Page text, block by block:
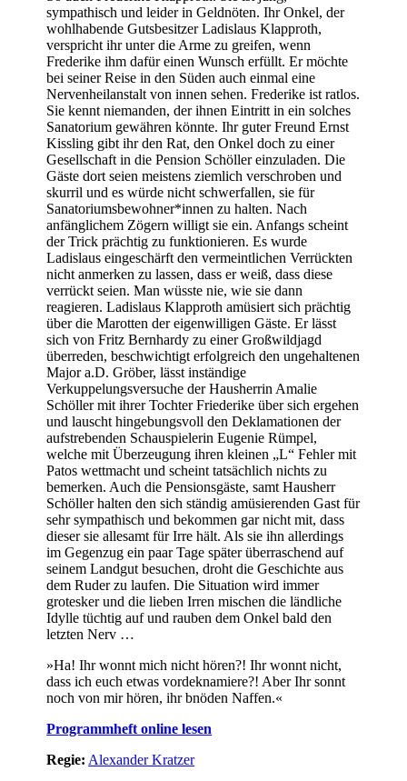
sympathisch und leider in Geldnöten. Ihr Onkel, der
wohlhabende Gutsbesitzer Ladislaus Klapproth,
verspricht ihr unter die Arme zu greifen, wenn
Frederike ihm dafür einen Wunsch erfüllt. Er möchte
bei seiner Reise in den Süden auch einmal eine
Nervenheilanstalt von innen sehen. Frederike ist ratlos.
Sie kennt niemanden, der ihnen Eintritt in ein solches
Sanatorium gewähren könnte. Ihr guter Freund Ernst
Kissling gibt ihr den Rat, den Onkel doch zu einer
Gesellschaft in die Pension Schöller einzuladen. Die
Gäste dort seien meistens ziemlich verschroben und
skurril und es würde nicht schwerfallen, sie für
Sanatoriumsbewohner*innen zu halten. Nach
anfänglichem Zögern willigt sie ein. Anfangs scheint
der Trick prächtig zu funktionieren. Es wurde
Ladislaus eingeschärft den vermeintlichen Verrückten
nicht anmerken zu lassen, dass er weiß, dass diese
verrückt seien. Man wüsste nie, wie sie dann
reagieren. Ladislaus Klapproth amüsiert sich prächtig
über die Marotten der eigenwilligen Gäste. Er lässt
sich von Fritz Bernhardy zu einer Großwildjagd
überreden, beschwichtigt erfolgreich den ungehaltenen
Major a.D. Gröber, lässt inständige
Verkuppelungsversuche der Hausherrin Amalie
Schöller mit ihrer Tochter Friederike über sich ergehen
und lauscht hingebungsvoll den Deklamationen der
aufstrebenden Schauspielerin Eugenie Rümpel,
welche mit Überzeugung ihren kleinen „L“ Fehler mit
Patos wettmacht und scheint tatsächlich nichts zu
bemerken. Auch die Pensionsgäste, samt Hausherr
Schöller halten den sich ständig amüsierenden Gast für
sehr sympathisch und bekommen gar nicht mit, dass
dieser sie allesamt für Irre hält. Als sie ihn allerdings
im Gegenzug ein paar Tage später überraschend auf
seinem Landgut besuchen, droht die Geschichte aus
dem Ruder zu laufen. Die Situation wird immer
grotesker und die lieben Irren mischen die ländliche
Idylle tüchtig auf und rauben dem Onkel bald den
letzten Nerv …
»Ha! Ihr wonnt mich nicht hören?! Ihr wonnt nicht,
dass ich euch etwas vordeknamiere?! Aber Ihr sonnt
noch von mir hören, ihr bnöden Naffen.«
Programmheft online lesen
Regie: Alexander Kratzer